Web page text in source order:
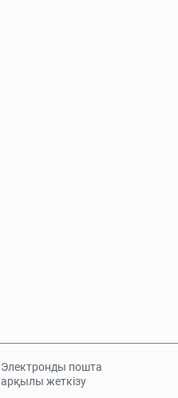
Электронды пошта
арқылы жеткізу